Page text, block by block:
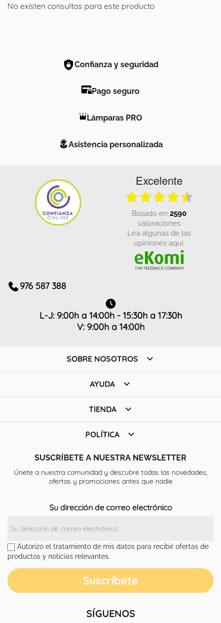
No existen consultas para este producto
Confianza y seguridad
Pago seguro
Lámparas PRO
Asistencia personalizada
Excelente
basado en 2590
valoraciones
Lea algunas de las
opiniones aquí.
976 587 388
L-J: 9:00h a 14:00h - 15:30h a 17:30h
V: 9:00h a 14:00h
SOBRE NOSOTROS 
AYUDA 
TIENDA 
POLÍTICA 
SUSCRÍBETE A NUESTRA NEWSLETTER
Únete a nuestra comunidad y descubre todas las novedades,
ofertas y promociones antes que nadie
Su dirección de correo electrónico
Autorizo el tratamiento de mis datos para recibir ofertas de
productos y noticias relevantes.
SÍGUENOS